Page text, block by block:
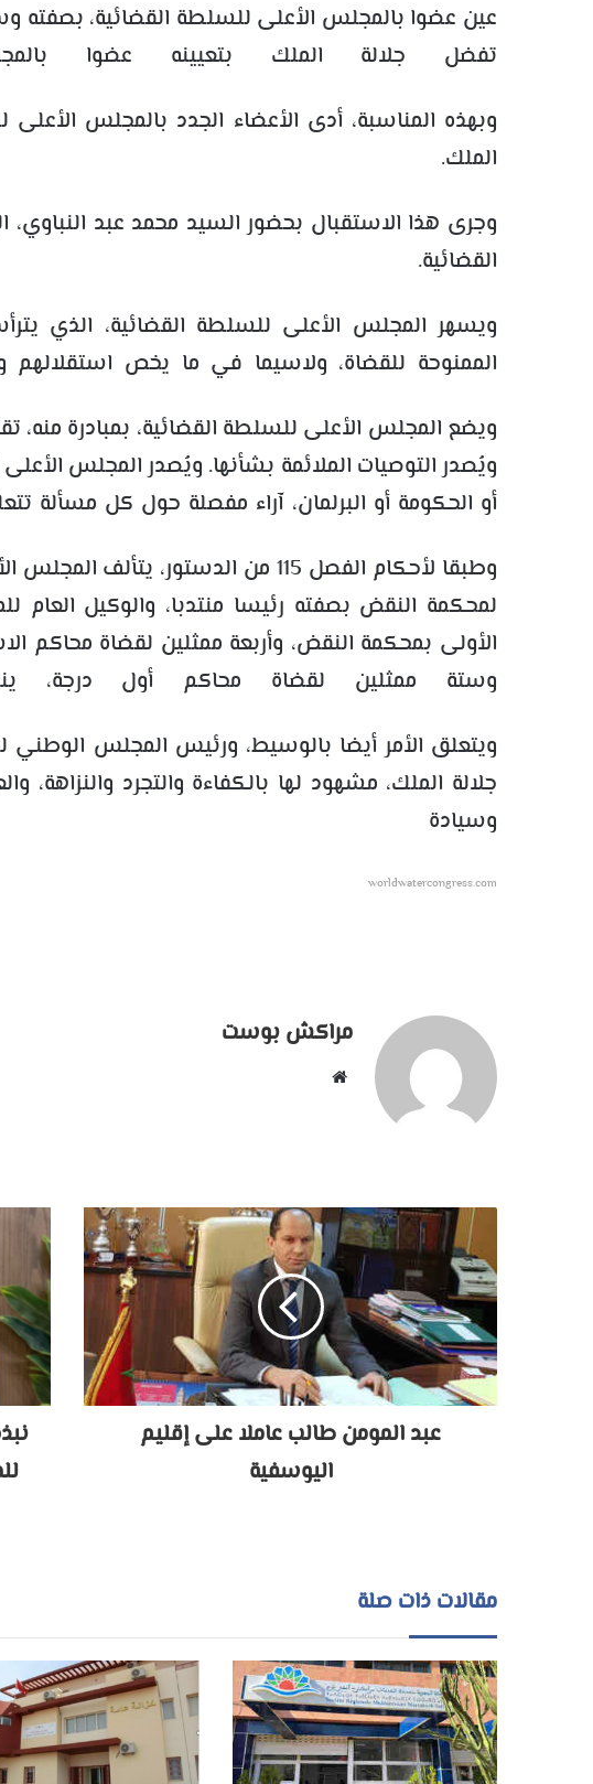
عين عضوا بالمجلس الأعلى للسلطة القضائية، بصفته
تفضل جلالة الملك بتعيينه عضوا
وبهذه المناسبة، أدى الأعضاء الجدد بالمجلس
الملك.
وجرى هذا الاستقبال بحضور السيد محمد عبد
القضائية.
ويسهر المجلس الأعلى للسلطة القضائية، الذي
الممنوحة للقضاة، ولاسيما في ما يخص استقلالهم
ويضع المجلس الأعلى للسلطة القضائية، بمبادرة منه،
ويُصدر التوصيات الملائمة بشأنها. ويُصدر المجلس
أو الحكومة أو البرلمان، آراء مفصلة حول كل مسألة
وطبقا لأحكام الفصل 115 من الدستور،
لمحكمة النقض بصفته رئيسا منتدبا، والوكيل
الأولى بمحكمة النقض، وأربعة ممثلين لقضاة محاكم
وستة ممثلين لقضاة محاكم أول درجة،
ويتعلق الأمر أيضا بالوسيط، ورئيس المجلس
جلالة الملك، مشهود لها بالكفاءة والتجرد
وسيادة
worldwatercongress.com
مراكش بوست
عبد المومن طالب عاملا على إقليم
اليوسفية
مقالات ذات صلة